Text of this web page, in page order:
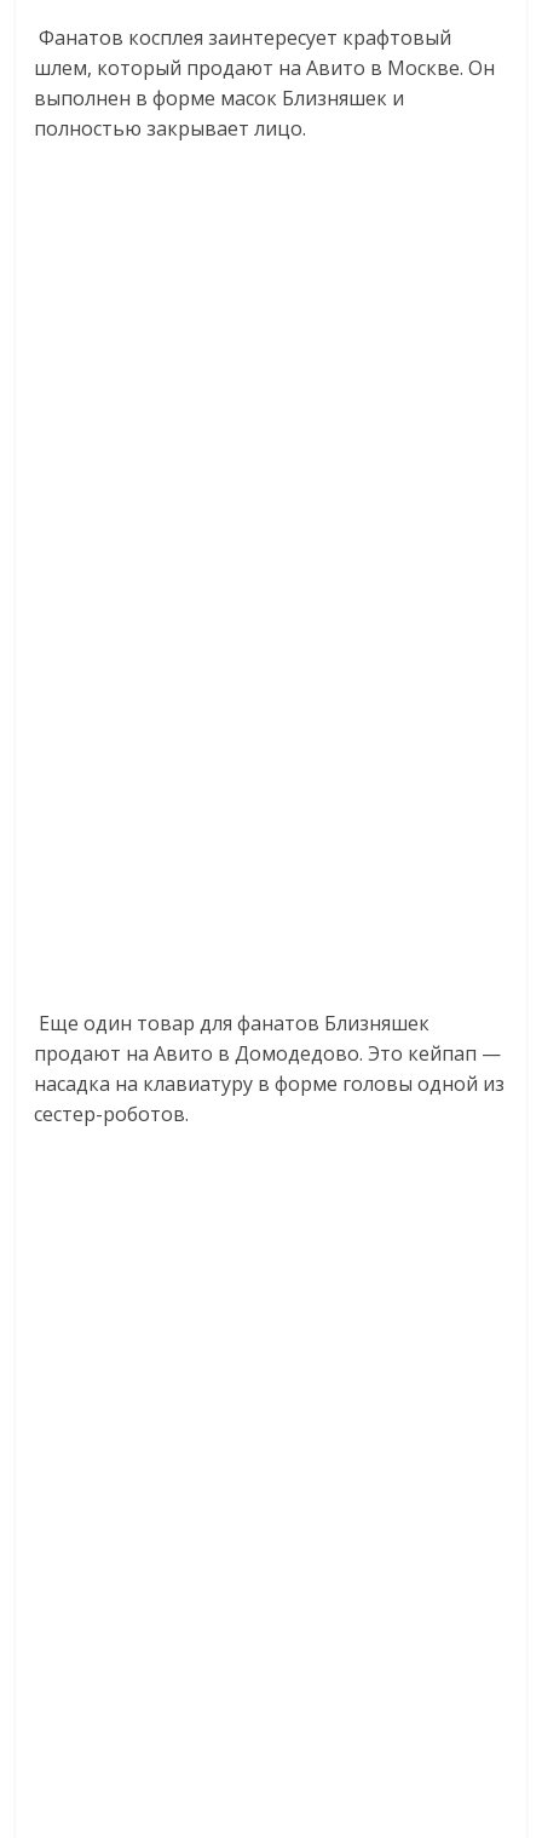
Фанатов косплея заинтересует крафтовый
шлем, который продают на Авито в Москве. Он
выполнен в форме масок Близняшек и
полностью закрывает лицо.
Еще один товар для фанатов Близняшек
продают на Авито в Домодедово. Это кейпап —
насадка на клавиатуру в форме головы одной из
сестер-роботов.